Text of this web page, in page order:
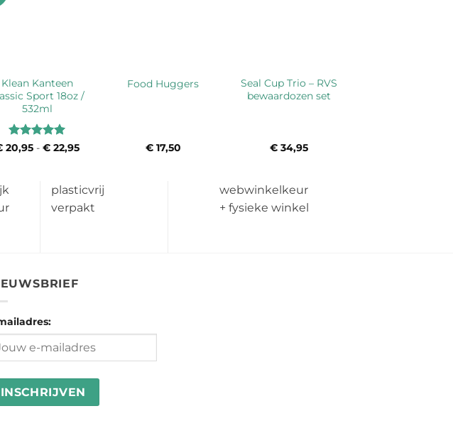
Klean Kanteen
Sport 18oz /
532ml
Waardering
20,95 - €22,95Prijsklasse:
Food Huggers
€17,50
Seal Cup Trio – RVS
bewaardozen set
€ 34,95
plasticvrij
verpakt
webwinkelkeur
+ fysieke winkel